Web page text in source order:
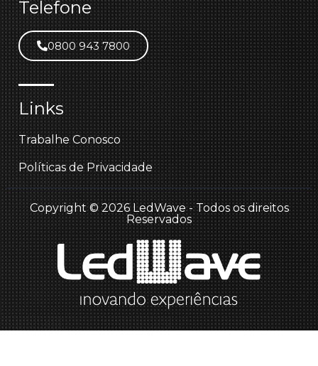
Telefone
0800 943 7800
Links
Trabalhe Conosco
Políticas de Privacidade
Copyright © 2026 LedWave - Todos os direitos
Reservados